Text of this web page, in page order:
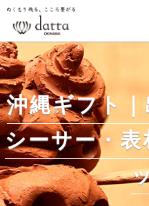
沖縄ギフト
シーサー・